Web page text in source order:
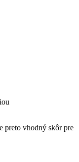
preto vhodný skôr pre